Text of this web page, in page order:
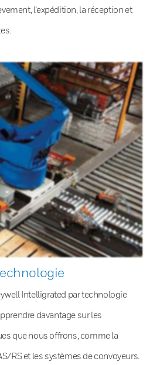
l’expédition, la réception et
Intelligrated par technologie
davantage sur les
que nous offrons, comme la
RS et les systèmes de convoyeurs.